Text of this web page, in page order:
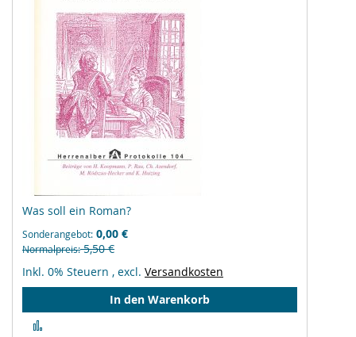
Was soll ein Roman?
Sonderangebot 0,00 €
Normalpreis 5,50 €
Inkl. 0% Steuern , excl. Versandkosten
In den Warenkorb